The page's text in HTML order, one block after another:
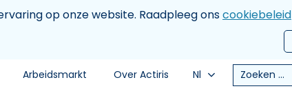
op onze website. Raadpleeg onscookiebeleid
Arbeidsmarkt Over Actiris Nl Zoeken